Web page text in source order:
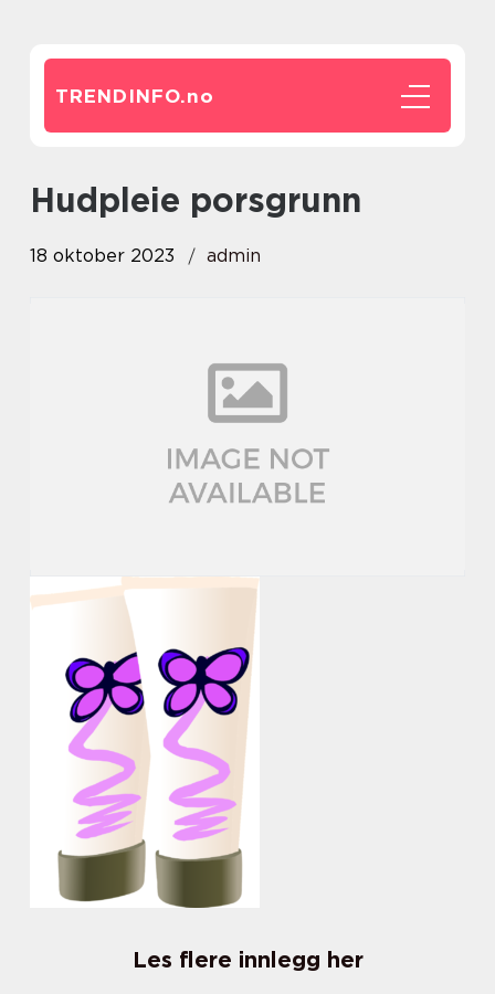
TRENDINFO.no
hudpleie porsgrunn
18 oktober 2023 admin
Les flere innlegg her